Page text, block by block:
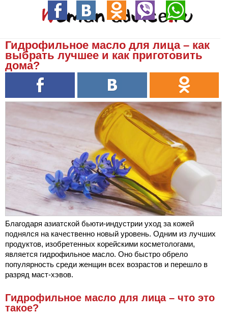
Гидрофильное масло для лица – как
выбрать лучшее и как приготовить
дома?
Благодаря азиатской бьюти-индустрии уход за кожей
поднялся на качественно новый уровень. Одним из лучших
продуктов, изобретенных корейскими косметологами,
является гидрофильное масло. Оно быстро обрело
популярность среди женщин всех возрастов и перешло в
разряд маст-хэвов.
Гидрофильное масло для лица – что это
такое?